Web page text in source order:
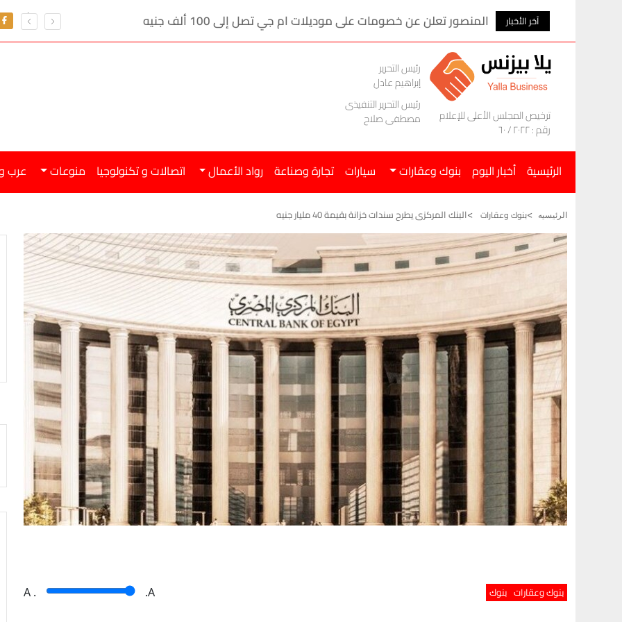
آخر الأخبار المنصور تعلن عن خصومات على موديلات ام جي تصل إلى 100 ألف جنيه
ترخيص المجلس الأعلى للإعلام
رقم : ٢٠٢٢ / ٦٠
رئيس التحرير
إبراهيم عادل
رئيس التحرير التنفيذى
مصطفى صلاح
الرئيسية أخبار اليوم بنوك وعقارات سيارات تجارة وصناعة رواد الأعمال اتصالات و تكنولوجيا منوعات عرب
الرئيسيه بنوك وعقارات البنك المركزى يطرح سندات خزانة بقيمة 40 مليار جنيه
بنوك وعقارات بنوك A . .A